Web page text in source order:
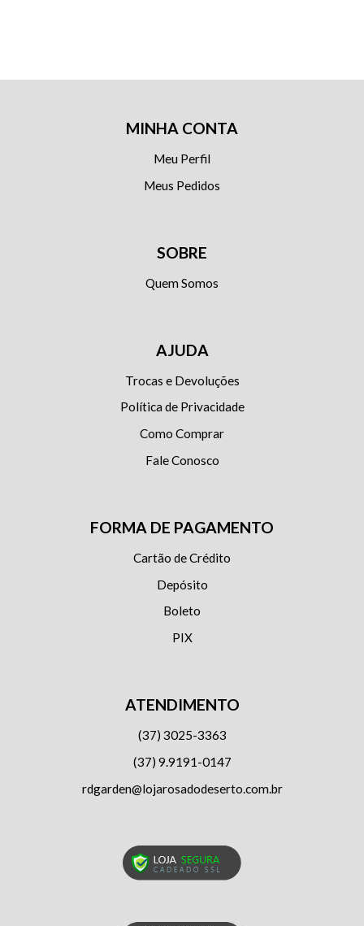
MINHA CONTA
Meu Perfil
Meus Pedidos
SOBRE
Quem Somos
AJUDA
Trocas e Devoluções
Política de Privacidade
Como Comprar
Fale Conosco
FORMA DE PAGAMENTO
Cartão de Crédito
Depósito
Boleto
PIX
ATENDIMENTO
(37) 3025-3363
(37) 9.9191-0147
rdgarden@lojarosadodeserto.com.br